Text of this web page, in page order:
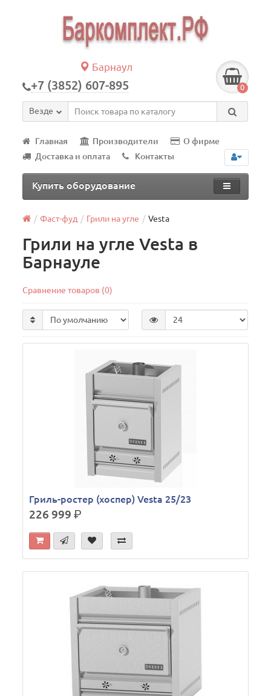
Барнаул
+7 (3852) 607-895 0
Везде
Главная Производители
О фирме
Доставка и оплата
Контакты
Купить оборудование
Фаст-фуд Грили на угле Vesta
Грили на угле Vesta в
Барнауле
Сравнение товаров (0)
Гриль-ростер (хоспер) Vesta 25/23
226 999р.